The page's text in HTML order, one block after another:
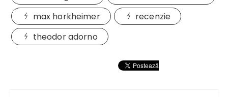
max horkheimer
recenzie
theodor adorno